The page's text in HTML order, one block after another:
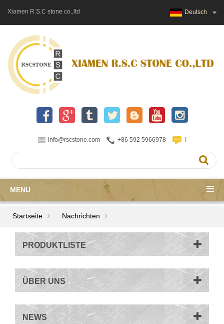
Xiamen R.S.C stone co.,ltd Deutsch
info@rscstone.com +86 592 5966978 !
MENU
Startseite Nachrichten
PRODUKTLISTE
ÜBER UNS
NEWS